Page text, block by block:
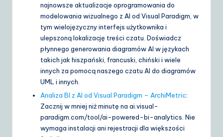
najnowsze aktualizacje oprogramowania do
modelowania wizualnego z AI od Visual Paradigm, w
tym wielojęzyczny interfejs użytkownika i
ulepszoną lokalizację treści czatu. Doświadcz
płynnego generowania diagramów AI w językach
takich jak hiszpański, francuski, chiński i wiele
innych za pomocą naszego czatu AI do diagramów
UML i innych.
Analiza BI z AI od Visual Paradigm – ArchiMetric:
Zacznij w mniej niż minutę na ai.visual-
paradigm.com/tool/ai-powered-bi-analytics. Nie
wymaga instalacji ani rejestracji dla większości